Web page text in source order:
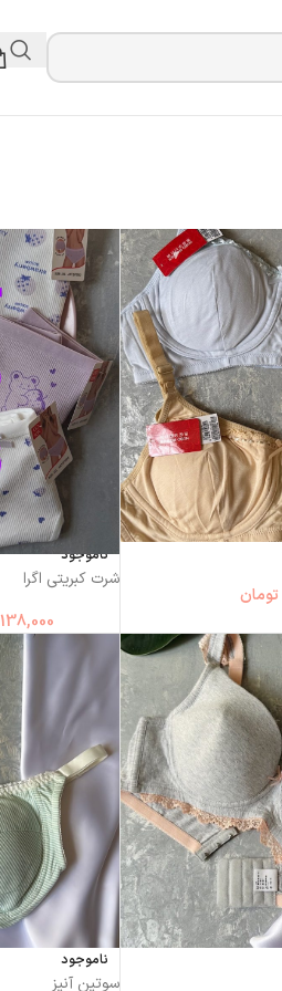
تومان
ناموجود
شرت کبریتی اگرا
138,000
ناموجود
سوتین آنیز